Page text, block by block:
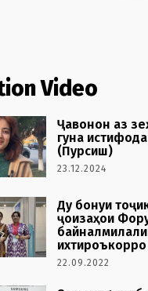
Video
Ҷавонон аз
гуна
(Пурсиш)
23.12.2024
Ду бонуи
ҷоизаҳои
22.09.2022